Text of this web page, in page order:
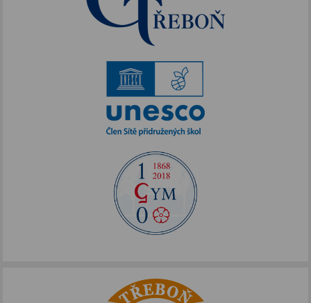
Projekt Edison
Nové výzvy pro Třeboňsko
Archív projektů
Zdravý životní styl
Šablony pro SŠ a VOŠ I